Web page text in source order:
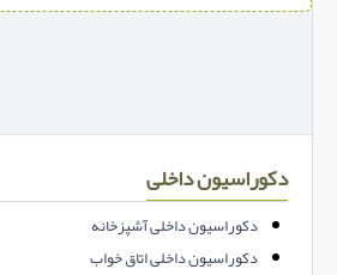
دکوراسیون داخلی
دکوراسیون داخلی آشپزخانه
دکوراسیون داخلی اتاق خواب